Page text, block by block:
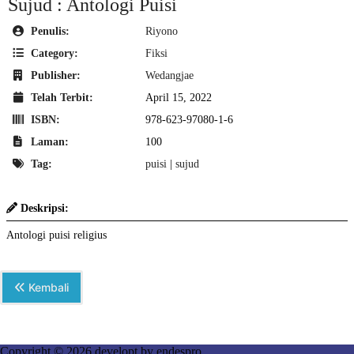
Sujud : Antologi Puisi
Penulis:
Riyono
Category:
Fiksi
Publisher:
Wedangjae
Telah Terbit:
April 15, 2022
ISBN:
978-623-97080-1-6
Laman:
100
Tag:
puisi sujud
Deskripsi:
Antologi puisi religius
Kembali